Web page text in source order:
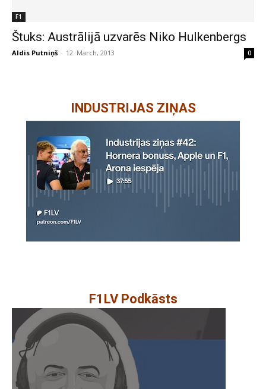
F1
Štuks: Austrālijā uzvarēs Niko Hulkenbergs
Aldis Putniņš - 12. March, 2013 0
INDUSTRIJAS ZIŅAS
F1LV Podkāsts